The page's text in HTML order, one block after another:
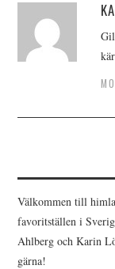
Välkommen till
favoritställen i
Ahlberg och Karin
gärna!